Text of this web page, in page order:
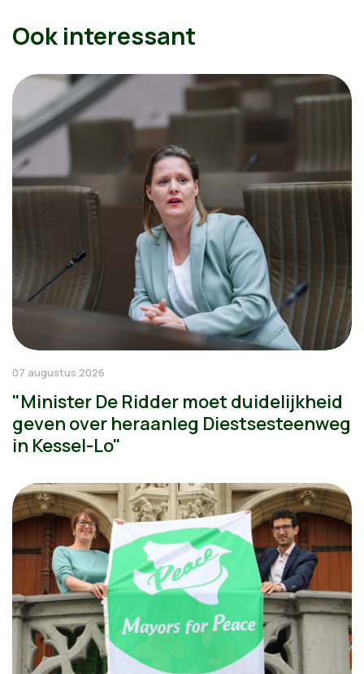
Ook interessant
07 augustus 2026
"Minister De Ridder moet duidelijkheid
geven over heraanleg Diestsesteenweg
in Kessel-Lo"